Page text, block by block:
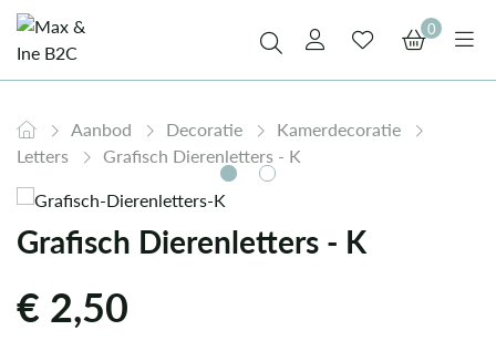
0
Aanbod Decoratie
Kamerdecoratie
Letters
Grafisch Dierenletters - K
Grafisch Dierenletters - K
€2,50